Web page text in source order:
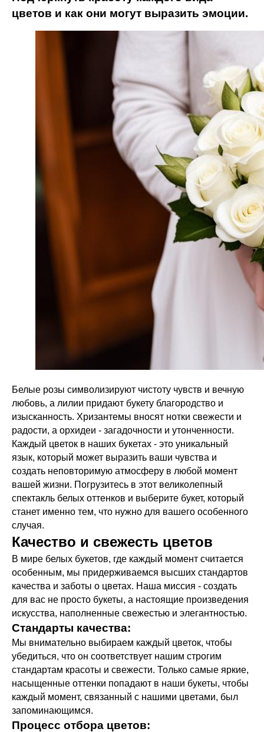
цветов и как они могут выразить эмоции.
Белые розы символизируют чистоту чувств и вечную
любовь, а лилии придают букету благородство и
изысканность. Хризантемы вносят нотки свежести и
радости, а орхидеи - загадочности и утонченности.
Каждый цветок в наших букетах - это уникальный
язык, который может выразить ваши чувства и
создать неповторимую атмосферу в любой момент
вашей жизни. Погрузитесь в этот великолепный
спектакль белых оттенков и выберите букет, который
станет именно тем, что нужно для вашего особенного
случая.
Качество и свежесть цветов
В мире белых букетов, где каждый момент считается
особенным, мы придерживаемся высших стандартов
качества и заботы о цветах. Наша миссия - создать
для вас не просто букеты, а настоящие произведения
искусства, наполненные свежестью и элегантностью.
Стандарты качества:
Мы внимательно выбираем каждый цветок, чтобы
убедиться, что он соответствует нашим строгим
стандартам красоты и свежести. Только самые яркие,
насыщенные оттенки попадают в наши букеты, чтобы
каждый момент, связанный с нашими цветами, был
запоминающимся.
Процесс отбора цветов: